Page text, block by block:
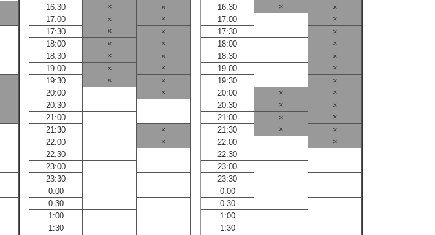
16:30
×
×
17:00
×
×
17:30
×
×
18:00
×
×
18:30
×
×
19:00
×
×
19:30
×
×
20:00
×
20:30
21:00
21:30
×
22:00
×
22:30
23:00
23:30
0:00
0:30
1:00
1:30
16:30
×
×
17:00
×
17:30
×
18:00
×
18:30
×
19:00
×
19:30
×
20:00
×
×
20:30
×
×
21:00
×
×
21:30
×
×
22:00
×
22:30
23:00
23:30
0:00
0:30
1:00
1:30